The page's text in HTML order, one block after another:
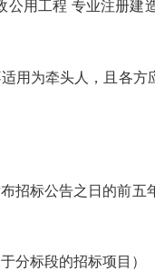
公用工程 专业注册建
用为牵头人 ，且 各方
标公告之日的前五
分标段的招标项目）